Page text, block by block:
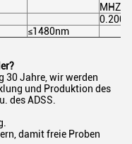
≤1480nm
30 Jahre, wir werden
und Produktion des
des ADSS.
damit freie Proben